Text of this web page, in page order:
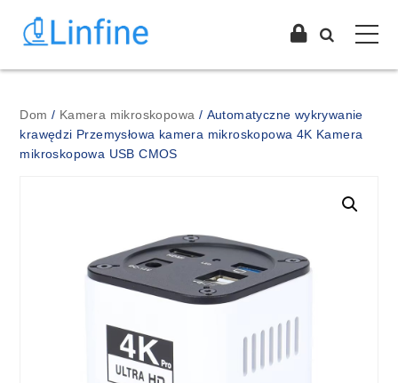
Dom / Kamera mikroskopowa / Automatyczne wykrywanie
krawędzi Przemysłowa kamera mikroskopowa 4K Kamera
mikroskopowa USB CMOS